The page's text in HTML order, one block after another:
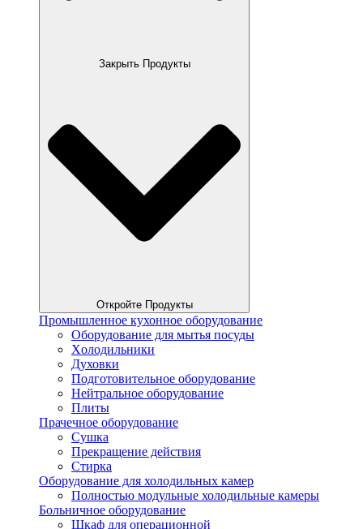
Закрыть Продукты
Откройте Продукты
Промышленное кухонное оборудование
Оборудование для мытья посуды
Xолодильники
Духовки
Подготовительное оборудование
Нейтральное оборудование
Плиты
Прачечное оборудование
Сушка
Прекращение действия
Стирка
Оборудование для холодильных камер
Полностью модульные холодильные камеры
Больничное оборудование
Шкаф для операционной